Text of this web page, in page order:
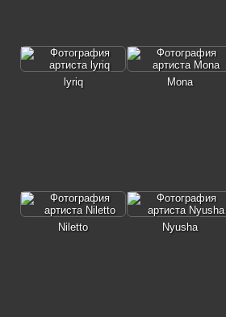
lyriq Mona
Niletto
Nyusha